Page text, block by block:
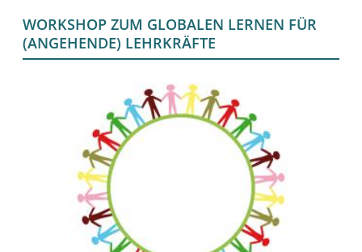
WORKSHOP ZUM GLOBALEN LERNEN FÜR
(ANGEHENDE) LEHRKRÄFTE